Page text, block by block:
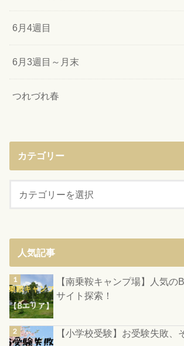
6月4週目
6月3週目～月末
つれづれ春
カテゴリー
人気記事
【南乗鞍キャンプ場】人気の
サイト探索！
【小学校受験】お受験失敗、